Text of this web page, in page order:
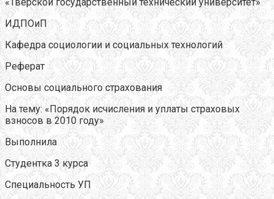
ИДПОиП
Кафедра социологии и социальных технологий
Реферат
Основы социального страхования
На тему: «Порядок исчисления и уплаты страховых
взносов в 2010 году»
Выполнила
Студентка 3 курса
Специальность УП